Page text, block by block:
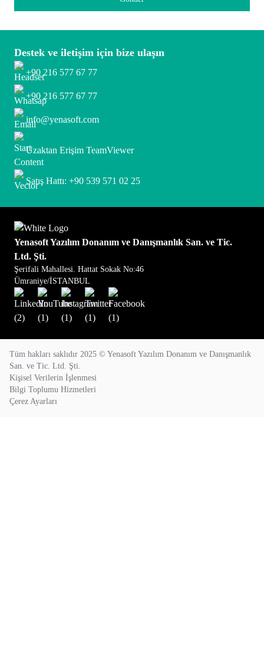
Destek ve iletişim için bize ulaşın
+90 216 577 67 77
+90 216 577 67 77
info@yenasoft.com
Uzaktan Erişim TeamViewer
Satış Hattı: +90 539 571 02 25
Yenasoft Yazılım Donanım ve Danışmanlık San. ve Tic.
Ltd. Şti.
Şerifali Mahallesi. Hattat Sokak No:46
Ümraniye/İSTANBUL
Tüm hakları saklıdır 2025 © Yenasoft Yazılım Donanım ve Danışmanlık
San. ve Tic. Ltd. Şti.
Kişisel Verilerin İşlenmesi
Bilgi Toplumu Hizmetleri
Çerez Ayarları